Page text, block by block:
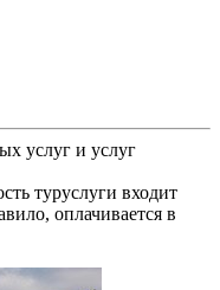
услуг и услуг
туруслуги входит
оплачивается в